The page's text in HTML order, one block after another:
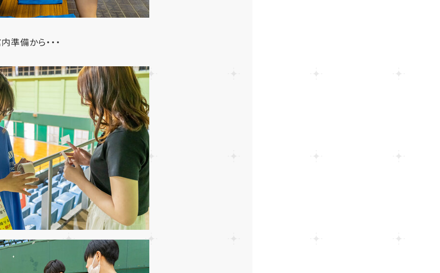
準備から・・・